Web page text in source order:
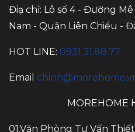
Điạ chỉ: Lô số 4 - Đường
Nam - Quận Liên Chiểu -
HOT LINE: 0931.31.88.77
Email
MOREHOME
01.Văn Phòng Tư Vấn